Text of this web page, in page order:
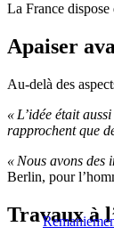
La France dispose
Apaiser
Au-delà des
« L’idée était
rapprochent que
« Nous avons des
Berlin, pour
Travaux à